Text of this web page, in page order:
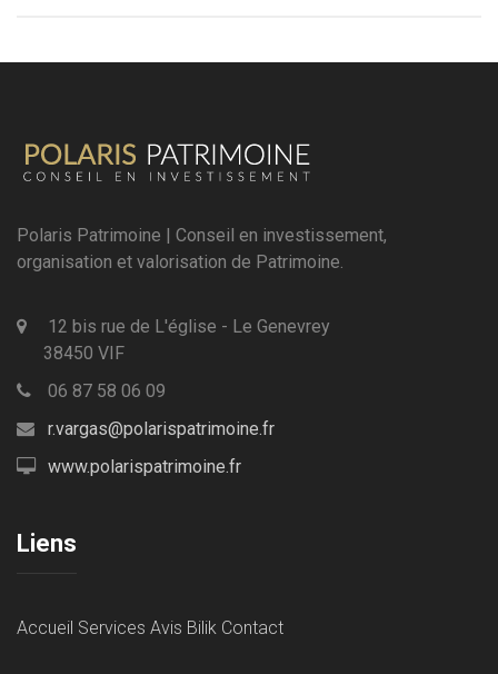
Polaris Patrimoine | Conseil en investissement,
organisation et valorisation de Patrimoine.
12 bis rue de L'église - Le Genevrey
38450 VIF
06 87 58 06 09
r.vargas@polarispatrimoine.fr
www.polarispatrimoine.fr
Liens
Accueil Services Avis Bilik Contact